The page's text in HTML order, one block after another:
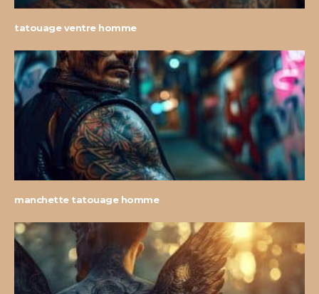
tatouage ventre homme
manchette tatouage homme